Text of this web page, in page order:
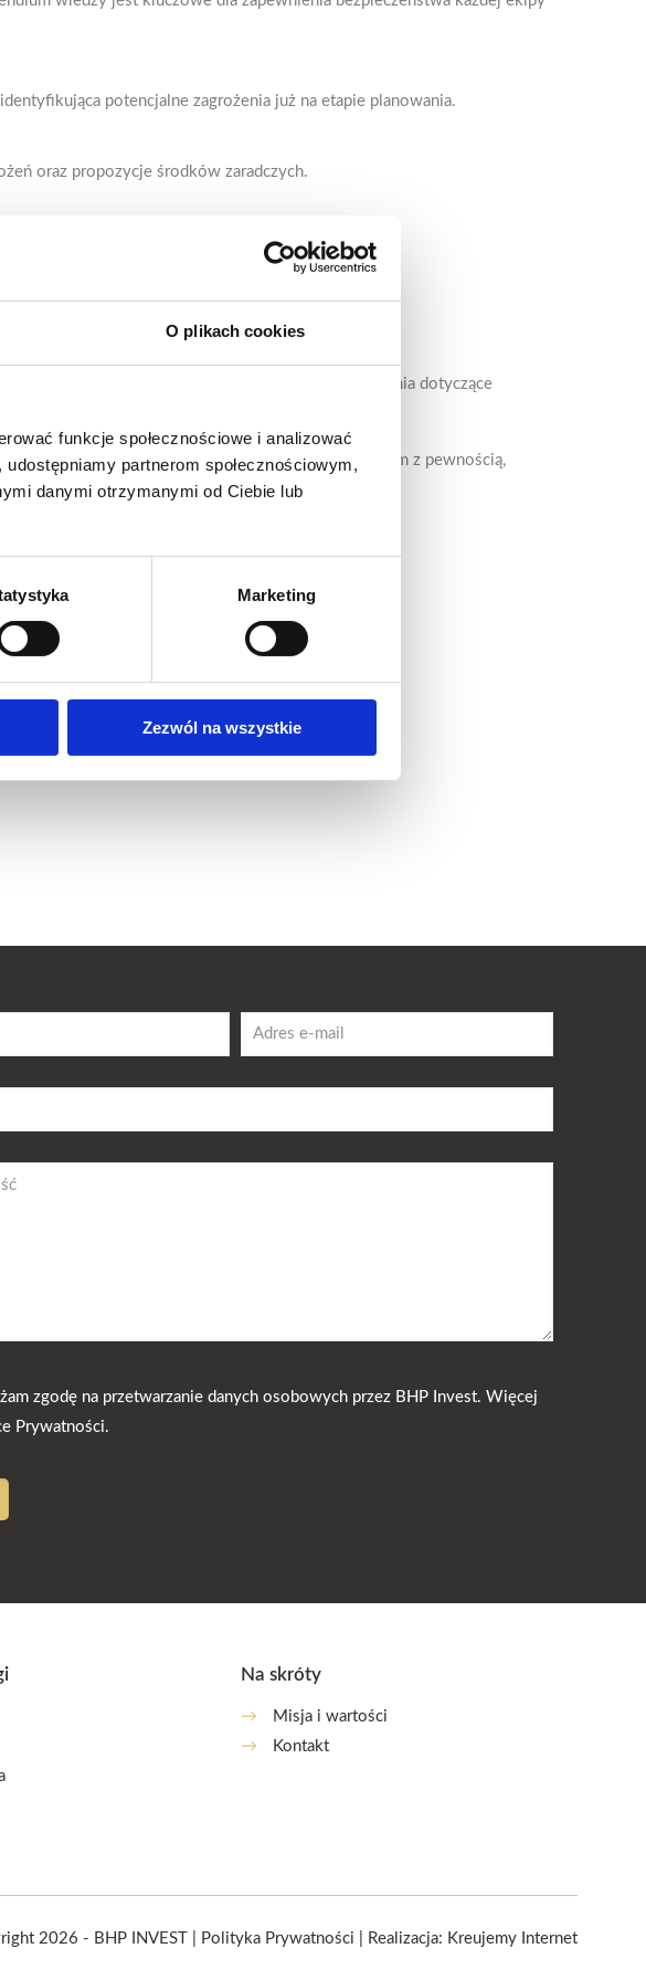
O plikach cookies
funkcje społecznościowe i analizować
partnerom społecznościowym,
danymi otrzymanymi od Ciebie lub
Marketing
Zezwól na wszystkie
potencjalne zagrożenia już na etapie planowania.
oraz propozycje środków zaradczych.
po jej wykonaniu
planu lub produkcji, aby omówić wyniki oraz zalecenia dotyczące
skoncentrowanie się na procesie twórczym z pewnością,
zgodę na przetwarzanie danych osobowych przez BHP Invest. Więcej
Prywatności.
Na skróty
→
Misja i wartości
→
Kontakt
2026 - BHP INVEST | Polityka Prywatności | Realizacja: Kreujemy Internet